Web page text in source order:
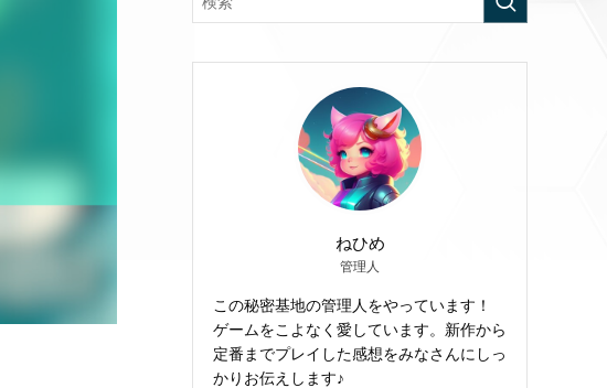
ねひめ
管理人
この秘密基地の管理人をやっています！
ゲームをこよなく愛しています。新作から
定番までプレイした感想をみなさんにしっ
かりお伝えします♪